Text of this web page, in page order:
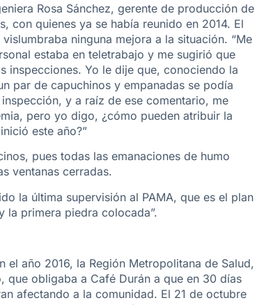
Rosa Sánchez, gerente de producción de
quienes ya se había reunido en 2014. El
ninguna mejora a la situación. “Me
estaba en teletrabajo y me sugirió que
inspecciones. Yo le dije que, conociendo la
par de capuchinos y empanadas se podía
y a raíz de ese comentario, me
pero yo digo, ¿cómo pueden atribuir la
este año?”
pues todas las emanaciones de humo
ventanas cerradas.
la última supervisión al PAMA, que es el plan
la primera piedra colocada”.
año 2016, la Región Metropolitana de Salud,
obligaba a Café Durán a que en 30 días
afectando a la comunidad. El 21 de octubre